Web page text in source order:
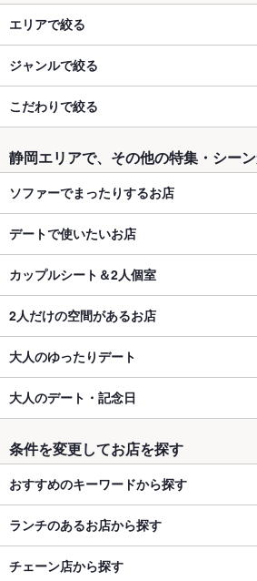
エリアで絞る
ジャンルで絞る
こだわりで絞る
静岡エリアで、その他の特集・シー
ソファーでまったりするお店
デートで使いたいお店
カップルシート＆2人個室
2人だけの空間があるお店
大人のゆったりデート
大人のデート・記念日
条件を変更してお店を探す
おすすめのキーワードから探す
ランチのあるお店から探す
チェーン店から探す